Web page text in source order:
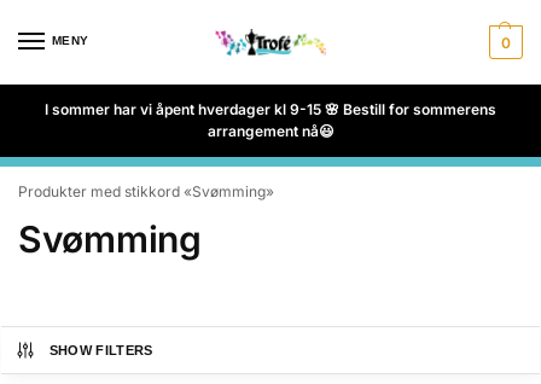
MENY 0
I sommer har vi åpent hverdager kl 9-15 🌸 Bestill for sommerens
arrangement nå😃
Produkter med stikkord «Svømming»
Svømming
SHOW FILTERS